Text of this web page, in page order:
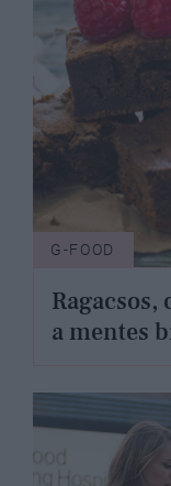
G-FOOD
a mentes